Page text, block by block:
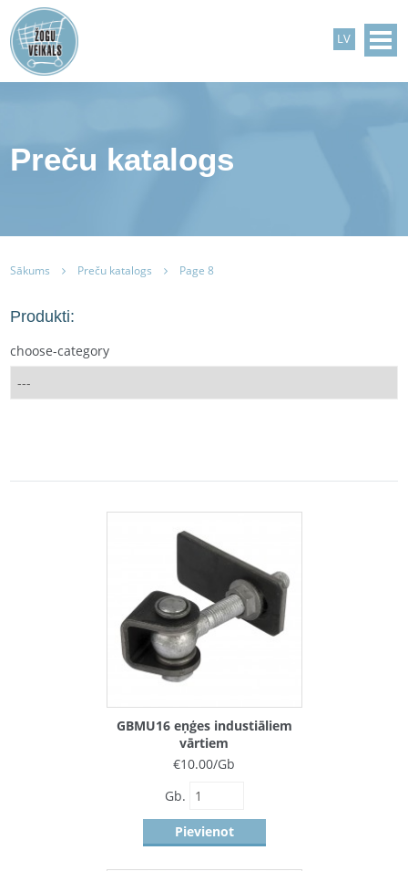
LV
Preču katalogs
Sākums Preču katalogs Page 8
Produkti:
choose-category
GBMU16 eņģes industiāliem
vārtiem
€10.00/Gb
Gb.
Pievienot